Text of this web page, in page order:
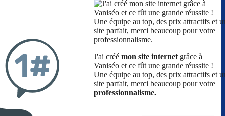
J'ai créé mon site internet grâce à
Vaniséo et ce fût une grande réussite !
Une équipe au top, des prix attractifs et
site parfait, merci beaucoup pour votre
professionnalisme.